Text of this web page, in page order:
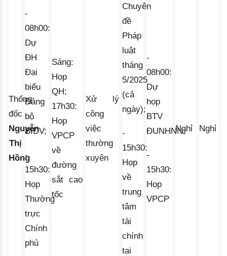
Thống
đốc
Nguyễn
Thị
Hồng
-
08h00:
Dự
ĐH
Đại
biểu
Đảng
bộ
BIDV;
-
15h30:
Họp
Thường
trực
Chính
phủ
Sáng:
Họp
QH;
17h30:
Họp
VPCP
về
đường
sắt cao
tốc
Xử lý
công
việc
thường
xuyên
Chuyên
đề
Pháp
luật
tháng
5/2025
(cả
ngày);
15h30:
Họp
về
trung
tâm
tài
chính
tại
-
08h00:
Dự
họp
BTV
ĐUNHNN;
15h30:
Họp
VPCP
Nghỉ Nghỉ